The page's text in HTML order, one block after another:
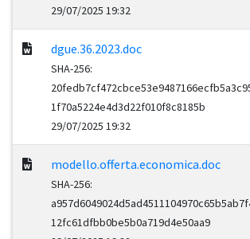
29/07/2025 19:32
dgue.36.2023.doc
SHA-256:
1f70a5224e4d3d22f010f8c8185b
29/07/2025 19:32
modello.offerta.economica.doc
SHA-256:
12fc61dfbb0be5b0a719d4e50aa9